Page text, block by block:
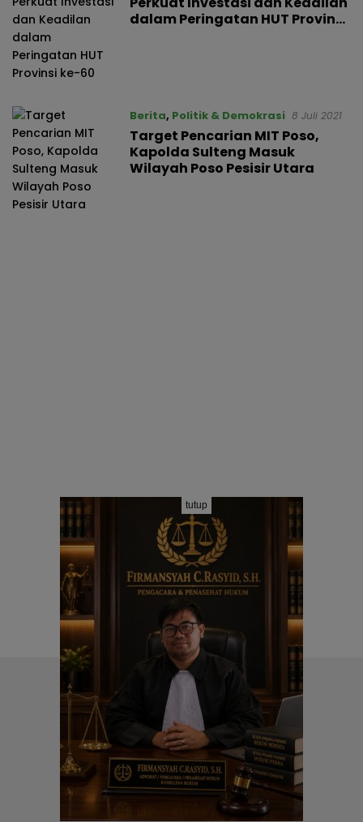
dalam Peringatan HUT Provinsi
Berita, Politik & Demokrasi 8 Juli 2021
Target Pencarian MIT Poso,
Kapolda Sulteng Masuk
Wilayah Poso Pesisir Utara
REDAKSI
PEDOMAN MEDIA SIBER
PT. MEDIA FIRMANSYAH PERKASA
tutup